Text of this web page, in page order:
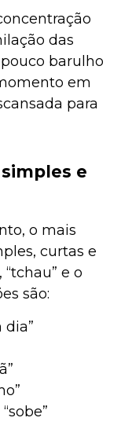
das
barulho
em
para
e
o mais
curtas e
e o
são:
dia”